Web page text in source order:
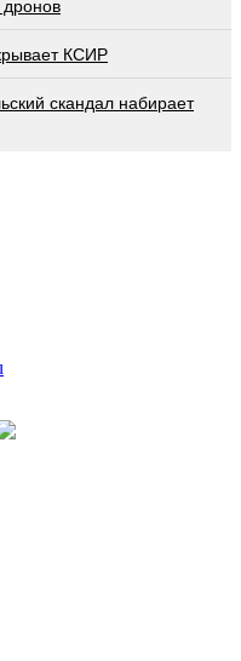
дронов
КСИР
скандал набирает